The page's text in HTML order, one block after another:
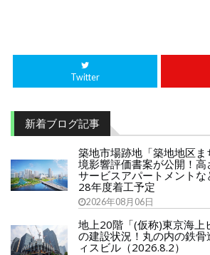
Twitter
新着ブログ記事
築地市場跡地「築地地区
境影響評価書案が公開！高
サービスアパートメントな
28年度着工予定
2026年08月06日
地上20階「(仮称)東京海上
の建設状況！丸の内の鉄
ィスビル（2026.8.2）